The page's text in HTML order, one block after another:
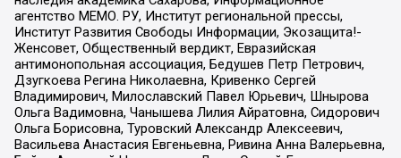
агентство МЕМО. РУ, Институт региональной прессы,
Институт Развития Свободы Информации, Экозащита!-
Женсовет, Общественный вердикт, Евразийская
антимонопольная ассоциация, Бедушев Петр Петрович,
Дзугкоева Регина Николаевна, Кривенко Сергей
Владимирович, Милославский Павел Юрьевич, Шнырова
Ольга Вадимовна, Чанышева Лилия Айратовна, Сидорович
Ольга Борисовна, Туровский Александр Алексеевич,
Васильева Анастасия Евгеньевна, Ривина Анна Валерьевна,